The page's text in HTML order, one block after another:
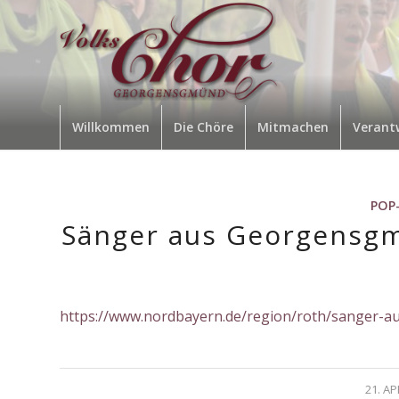
Willkommen Die Chöre Mitmachen
Sänger aus
https://www.nordbayern.de/region/roth/sanger-
21. /